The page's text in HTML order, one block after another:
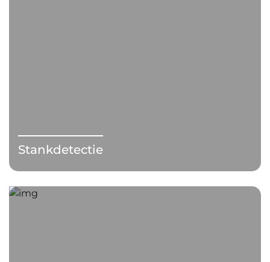
Stankdetectie